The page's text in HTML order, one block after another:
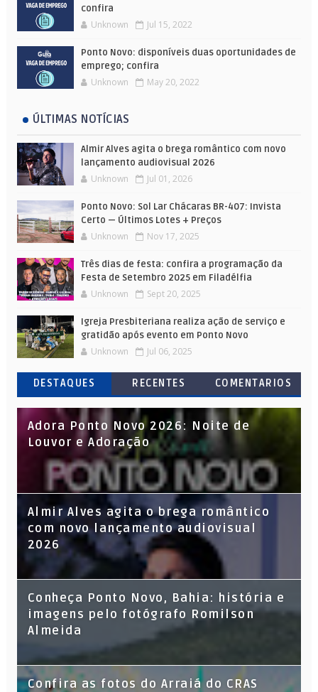
confira
Unknown Jul 15, 2022
Ponto Novo: disponíveis duas oportunidades de
emprego; confira
Unknown May 20, 2022
ÚLTIMAS NOTÍCIAS
Almir Alves agita o brega romântico com novo
lançamento audiovisual 2026
Unknown Jul 01, 2026
Ponto Novo: Sol Lar Chácaras BR-407: Invista
Certo — Últimos Lotes + Preços
Unknown Nov 17, 2025
Três dias de festa: confira a programação da
Festa de Setembro 2025 em Filadélfia
Unknown Sept 20, 2025
Igreja Presbiteriana realiza ação de serviço e
gratidão após evento em Ponto Novo
Unknown Jul 06, 2025
DESTAQUES RECENTES COMENTARIOS
Adora Ponto Novo 2026: Noite de
Louvor e Adoração
Almir Alves agita o brega romântico
com novo lançamento audiovisual
2026
Conheça Ponto Novo, Bahia: história e
imagens pelo fotógrafo Romilson
Almeida
Confira as fotos do Arraiá do CRAS